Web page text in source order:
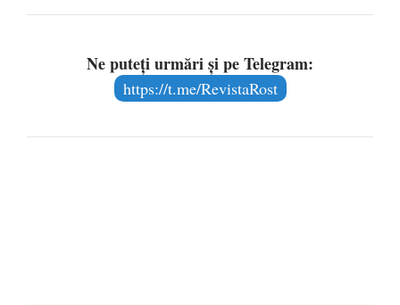
Ne puteți urmări și pe Telegram:
https://t.me/RevistaRost